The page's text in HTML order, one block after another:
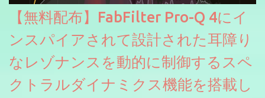
【無料配布】FabFilter Pro-Q 4にイ
ンスパイアされて設計された耳障り
なレゾナンスを動的に制御するスペ
クトラルダイナミクス機能を搭載し